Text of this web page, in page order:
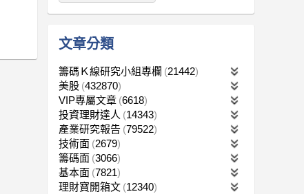
文章分類
籌碼Ｋ線研究小組專欄
21442
美股 432870
VIP專屬文章 6618
投資理財達人
14343
產業研究報告 79522
技術面 2679
籌碼面 3066
基本面 7821
理財寶開箱文 12340